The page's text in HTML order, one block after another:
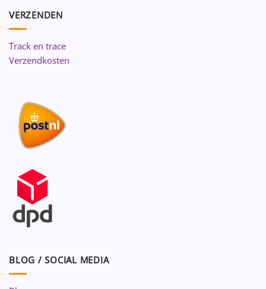
VERZENDEN
Track en trace
Verzendkosten
BLOG / SOCIAL MEDIA